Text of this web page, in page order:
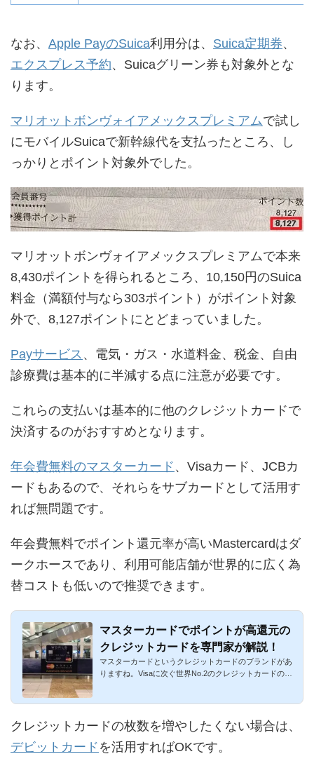
なお、 Apple PayのSuica利用分は、 Suica定期券、
エクスプレス予約、Suicaグリーン券も対象外とな
ります。
マリオットボンヴォイアメックスプレミアムで試し
にモバイルSuicaで新幹線代を支払ったところ、し
っかりとポイント対象外でした。
マリオットボンヴォイアメックスプレミアムで本来
8,430ポイントを得られるところ、10,150円のSuica
料金（満額付与なら303ポイント）がポイント対象
外で、8,127ポイントにとどまっていました。
Payサービス 、電気・ガス・水道料金、税金、自由
診療費は基本的に半減する点に注意が必要です。
これらの支払いは基本的に他のクレジットカードで
決済するのがおすすめとなります。
年会費無料のマスターカード 、Visaカード、JCBカ
ードもあるので、それらをサブカードとして活用す
れば無問題です。
年会費無料でポイント還元率が高いMastercardはダ
ークホースであり、利用可能店舗が世界的に広く為
替コストも低いので推奨できます。
マスターカードでポイントが高還元の
クレジットカードを専門家が解説！
マスターカードというクレジットカードのブランドがあ
りますね。Visaに次ぐ世界No.2のクレジットカードの国
クレジットカードの枚数を増やしたくない場合は、
デビットカード を活用すればOKです。